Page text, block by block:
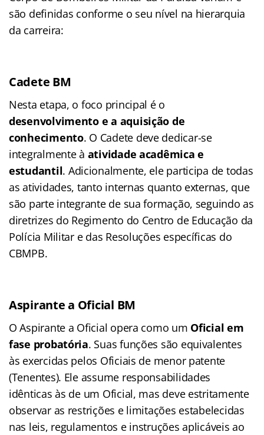
são definidas conforme o seu nível na hierarquia
da carreira:
Cadete BM
Nesta etapa, o foco principal é o
desenvolvimento e a aquisição de
conhecimento. O Cadete deve dedicar-se
integralmente à atividade acadêmica e
estudantil. Adicionalmente, ele participa de todas
as atividades, tanto internas quanto externas, que
são parte integrante de sua formação, seguindo as
diretrizes do Regimento do Centro de Educação da
Polícia Militar e das Resoluções específicas do
CBMPB.
Aspirante a Oficial BM
O Aspirante a Oficial opera como um Oficial em
fase probatória. Suas funções são equivalentes
às exercidas pelos Oficiais de menor patente
(Tenentes). Ele assume responsabilidades
idênticas às de um Oficial, mas deve estritamente
observar as restrições e limitações estabelecidas
nas leis, regulamentos e instruções aplicáveis ao